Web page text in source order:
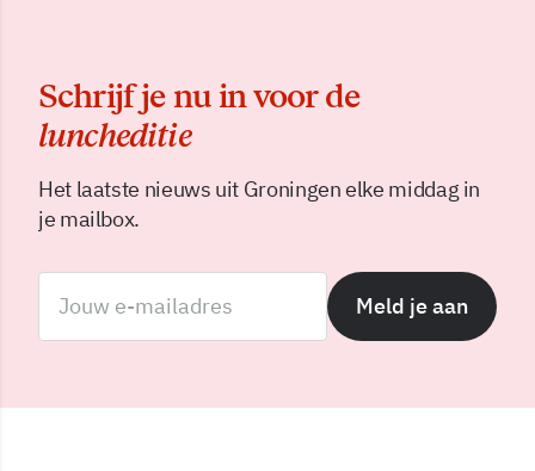
Schrijf je nu in voor de
luncheditie
Het laatste nieuws uit Groningen elke middag in
je mailbox.
Meld je aan